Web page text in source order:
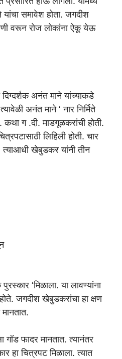
समावेश होता. जगदीश
वरून रोज लोकांना ऐकू येऊ
दिग्दर्शक अनंत माने यांच्याकडे
अनंत माने ‘ नार निर्मिते
कथा ग .दी. माडगूळकरांची होती.
लिहिली होती. चार
त्याआधी खेबुडकर यांनी तीन
‘मिळाला. या लावण्यांना
जगदीश खेबुडकरांचा हा क्षण
मानतात.
फादर मानतात. त्यानंतर
हा चित्रपट मिळाला. त्यात